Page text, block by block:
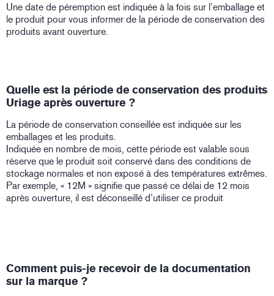
Une date de péremption est indiquée à la fois sur l’emballage et
le produit pour vous informer de la période de conservation des
produits avant ouverture.
Quelle est la période de conservation des produits
Uriage après ouverture ?
La période de conservation conseillée est indiquée sur les
emballages et les produits.
Indiquée en nombre de mois, cette période est valable sous
réserve que le produit soit conservé dans des conditions de
stockage normales et non exposé à des températures extrêmes.
Par exemple, « 12M » signifie que passé ce délai de 12 mois
après ouverture, il est déconseillé d’utiliser ce produit
Comment puis-je recevoir de la documentation
sur la marque ?